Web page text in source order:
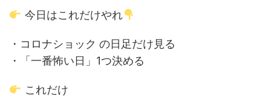
今日はこれだけやれ
・ コロナショック の日足だけ見る
・「一番怖い日」1つ決める
これだけ